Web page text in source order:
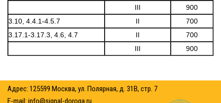
III
900
3.10, 4.4.1-4.5.7
II
700
3.17.1-3.17.3, 4.6, 4.7
II
700
III
900
Адрес: 125599 Москва, ул. Полярная, д. 31В, стр. 7
E-mail: info@signal-doroga.ru